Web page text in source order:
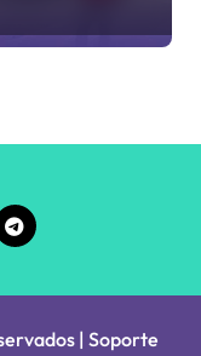
| Soporte